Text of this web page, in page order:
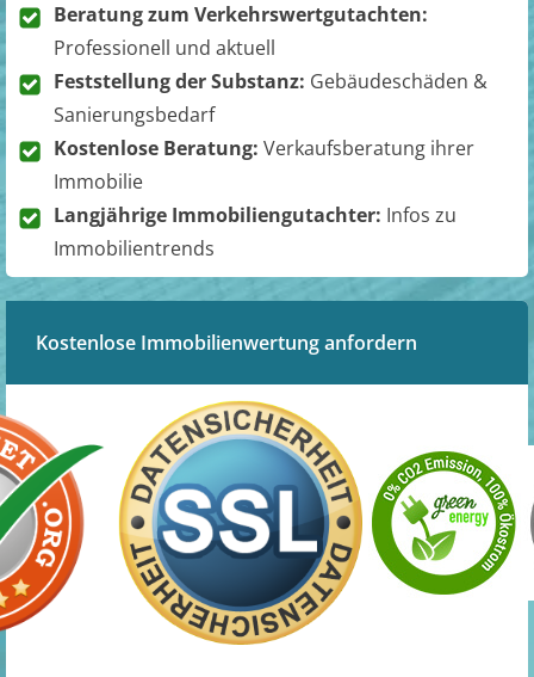
Beratung zum Verkehrswertgutachten:
Professionell und aktuell
Feststellung der Substanz: Gebäudeschäden &
Sanierungsbedarf
Kostenlose Beratung: Verkaufsberatung ihrer
Immobilie
Langjährige Immobiliengutachter: Infos zu
Immobilientrends
Kostenlose Immobilienwertung anfordern